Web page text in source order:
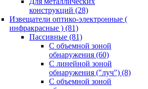
конструкций (28)
Извещатели оптико-электронные (
инфракрасные ) (81)
Пассивные (81)
С объемной зоной
обнаружения (60)
С линейной зоной
обнаружения ("луч") (8)
С объемной зоной